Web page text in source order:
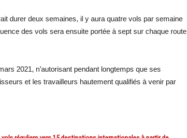
durer deux semaines, il y aura quatre vols par semaine
des vols sera ensuite portée à sept sur chaque route
2021, n’autorisant pendant longtemps que ses
et les travailleurs hautement qualifiés à venir par